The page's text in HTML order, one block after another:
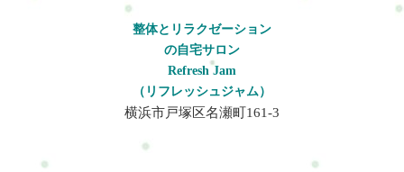
整体とリラクゼーション
の自宅サロン
Refresh Jam
（リフレッシュジャム）
横浜市戸塚区名瀬町161-3